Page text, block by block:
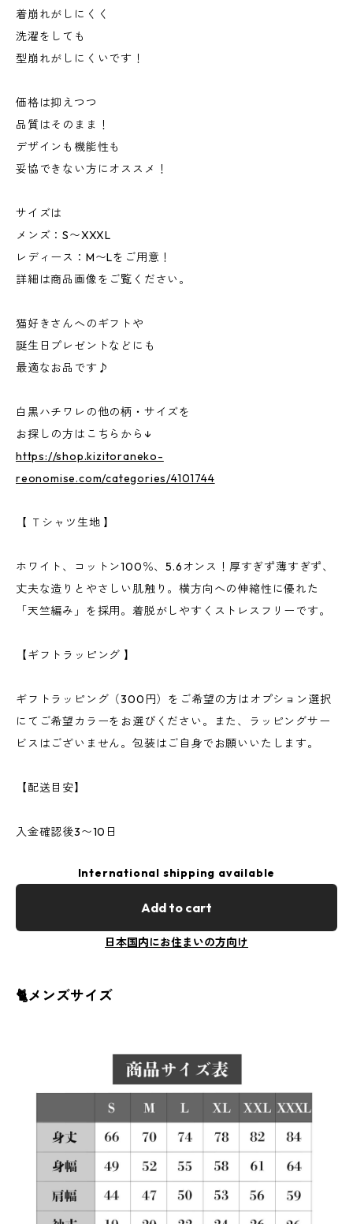
着崩れがしにくく
洗濯をしても
型崩れがしにくいです！
価格は抑えつつ
品質はそのまま！
デザインも機能性も
妥協できない方にオススメ！
サイズは
メンズ：S〜XXXL
レディース：M〜Lをご用意！
詳細は商品画像をご覧ください。
猫好きさんへのギフトや
誕生日プレゼントなどにも
最適なお品です♪
白黒ハチワレの他の柄・サイズを
お探しの方はこちらから↓
https://shop.kizitoraneko-
reonomise.com/categories/4101744
【 Ｔシャツ生地 】
ホワイト、コットン100％、5.6オンス！厚すぎず薄すぎず、
丈夫な造りとやさしい肌触り。横方向への伸縮性に優れた
「天竺編み」を採用。着脱がしやすくストレスフリーです。
【ギフトラッピング 】
ギフトラッピング（300円）をご希望の方はオプション選択
にてご希望カラーをお選びください。また、ラッピングサー
ビスはございません。包装はご自身でお願いいたします。
【配送目安】
入金確認後3〜10日
International shipping available
Add to cart
日本国内にお住まいの方向け
🐈メンズサイズ